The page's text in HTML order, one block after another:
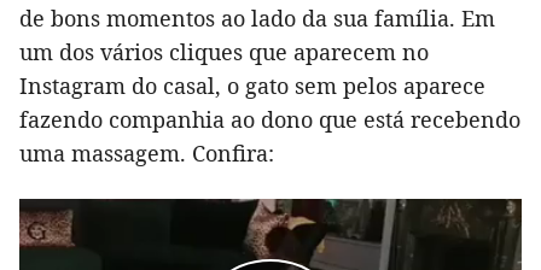
de bons momentos ao lado da sua família. Em
um dos vários cliques que aparecem no
Instagram do casal, o gato sem pelos aparece
fazendo companhia ao dono que está recebendo
uma massagem. Confira: